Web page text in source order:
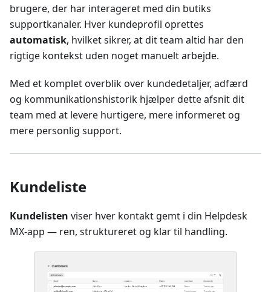
brugere, der har interageret med din butiks
supportkanaler. Hver kundeprofil oprettes
automatisk, hvilket sikrer, at dit team altid har den
rigtige kontekst uden noget manuelt arbejde.
Med et komplet overblik over kundedetaljer, adfærd
og kommunikationshistorik hjælper dette afsnit dit
team med at levere hurtigere, mere informeret og
mere personlig support.
Kundeliste
Kundelisten viser hver kontakt gemt i din Helpdesk
MX-app — ren, struktureret og klar til handling.